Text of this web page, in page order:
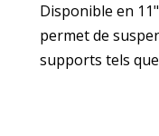
Disponible en
permet de
supports tels